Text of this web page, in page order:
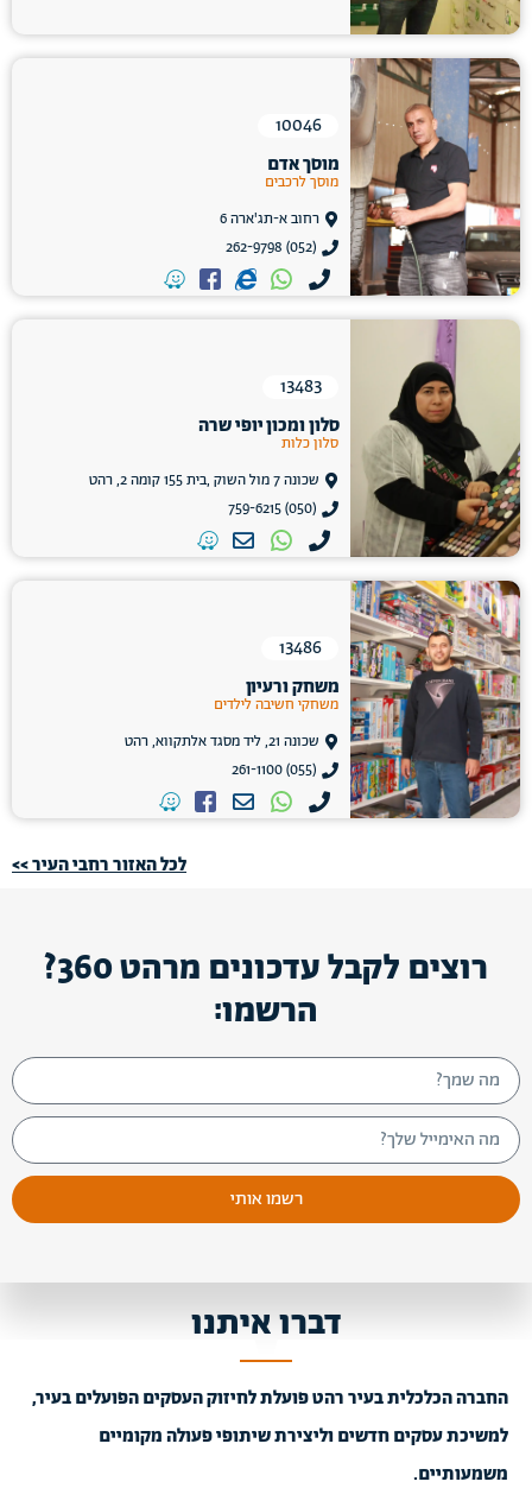
10046
מוסך אדם
מוסך לרכבים
רחוב א-תג'ארה 6
(052) 262-9798
13483
סלון ומכון יופי שרה
סלון כלות
שכונה 7 מול השוק ,בית 155 קומה 2, רהט
(050) 759-6215
13486
משחק ורעיון
משחקי חשיבה לילדים
שכונה 21, ליד מסגד אלתקווא, רהט
(055) 261-1100
לכל האזור רחבי העיר >>
רוצים לקבל עדכונים מרהט 360?
הרשמו:
רשמו אותי
דברו איתנו
החברה הכלכלית בעיר רהט פועלת לחיזוק העסקים הפועלים בעיר,
למשיכת עסקים חדשים וליצירת שיתופי פעולה מקומיים
משמעותיים.